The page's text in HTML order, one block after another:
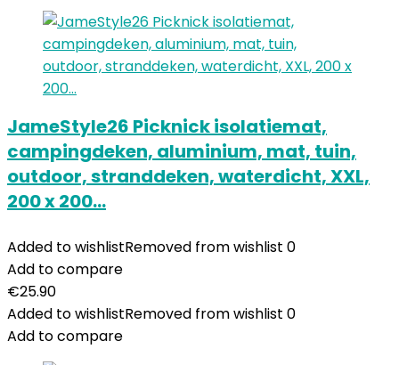
JameStyle26 Picknick isolatiemat,
campingdeken, aluminium, mat, tuin,
outdoor, stranddeken, waterdicht, XXL,
200 x 200…
Added to wishlistRemoved from wishlist 0
Add to compare
€25.90
Added to wishlistRemoved from wishlist 0
Add to compare